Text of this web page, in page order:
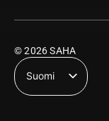
© 2026 SAHA
Suomi
English